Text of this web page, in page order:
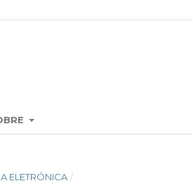
ELETRÓNICA /